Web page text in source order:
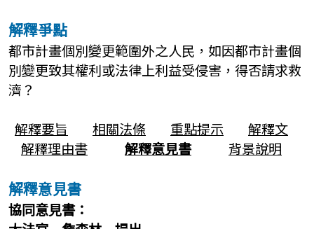
解釋爭點
都市計畫個別變更範圍外之人民，如因都市計畫個
別變更致其權利或法律上利益受侵害，得否請求救
濟？
解釋要旨
相關法條 重點提示
解釋文
解釋理由書
解釋意見書 背景說明
解釋意見書
協同意見書：